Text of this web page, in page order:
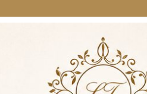
nell'imballaggio. Veramente